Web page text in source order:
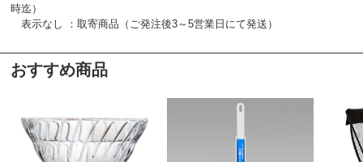
時迄）
表示なし ：取寄商品（ご発注後3～5営業日にて発送）
おすすめ商品